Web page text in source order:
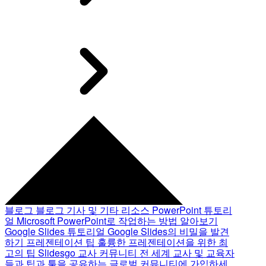
블로그 블로그 기사 및 기타 리소스 PowerPoint 튜토리
얼 Microsoft PowerPoint로 작업하는 방법 알아보기
Google Slides 튜토리얼 Google Slides의 비밀을 발견
하기 프레젠테이션 팁 훌륭한 프레젠테이션을 위한 최
고의 팁 Slidesgo 교사 커뮤니티 전 세계 교사 및 교육자